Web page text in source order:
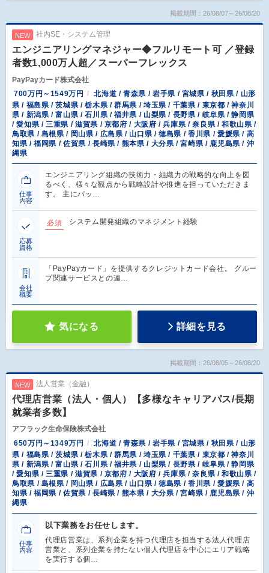
掲載期間：26/08/07～26/08/20
NEW 社内SE・システム管理
エンジニアリングマネジャー◆フルリモート可 ／登録
者数1,000万人超／スーパーフレックス
PayPayカード株式会社
700万円～1549万円
北海道 / 青森県 / 岩手県 / 宮城県 / 秋田県 / 山形
県 / 福島県 / 茨城県 / 栃木県 / 群馬県 / 埼玉県 / 千葉県 / 東京都 / 神奈川
県 / 新潟県 / 富山県 / 石川県 / 福井県 / 山梨県 / 長野県 / 岐阜県 / 静岡県
/ 愛知県 / 三重県 / 滋賀県 / 京都府 / 大阪府 / 兵庫県 / 奈良県 / 和歌山県 /
鳥取県 / 島根県 / 岡山県 / 広島県 / 山口県 / 徳島県 / 香川県 / 愛媛県 / 高
知県 / 福岡県 / 佐賀県 / 長崎県 / 熊本県 / 大分県 / 宮崎県 / 鹿児島県 / 沖
縄県
仕事
内容
エンジニアリング組織の技術力・組織力の戦略的な向上を図
るべく、様々な観点から戦略設計や推進を担っていただきま
す。 主にバッ…
応募
資格
必須 システム開発組織のマネジメント経験
会社
概要
「PayPayカード」を提供するクレジットカード会社。 グルー
プ関連サービスとの連…
気になる 詳細を見る
掲載期間：26/08/05～26/08/20
NEW 法人営業（金融）
代理店営業（法人・個人）【多様なキャリアパス/長期
就業者多数】
アフラック生命保険株式会社
650万円～1349万円
北海道 / 青森県 / 岩手県 / 宮城県 / 秋田県 / 山形
県 / 福島県 / 茨城県 / 栃木県 / 群馬県 / 埼玉県 / 千葉県 / 東京都 / 神奈川
県 / 新潟県 / 富山県 / 石川県 / 福井県 / 山梨県 / 長野県 / 岐阜県 / 静岡県
/ 愛知県 / 三重県 / 滋賀県 / 京都府 / 大阪府 / 兵庫県 / 奈良県 / 和歌山県 /
鳥取県 / 島根県 / 岡山県 / 広島県 / 山口県 / 徳島県 / 香川県 / 愛媛県 / 高
知県 / 福岡県 / 佐賀県 / 長崎県 / 熊本県 / 大分県 / 宮崎県 / 鹿児島県 / 沖
縄県
仕事
内容
以下業務をお任せします。
代理店営業は、系列企業を持つ代理店を担当する法人代理店
営業と、系列企業を持たない個人代理店を中心にエリア戦略
を実行する個…